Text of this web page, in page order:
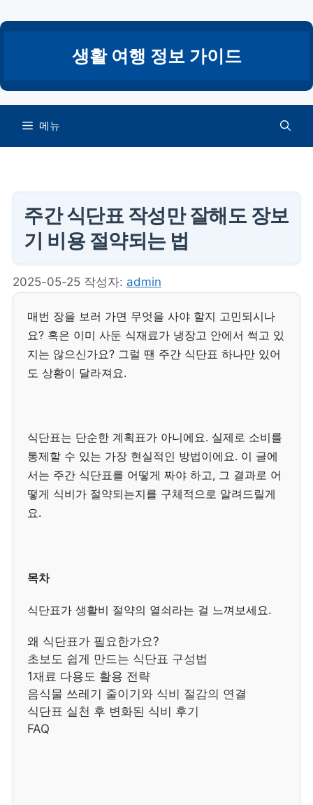
텐
건
너
생활 여행 정보 가이드
메뉴
주간 식단표 작성만 잘해도 장보
기 비용 절약되는 법
2025-05-25 작성자: admin
매번 장을 보러 가면 무엇을 사야 할지 고민되시나
요? 혹은 이미 사둔 식재료가 냉장고 안에서 썩고 있
지는 않으신가요? 그럴 땐 주간 식단표 하나만 있어
도 상황이 달라져요.
식단표는 단순한 계획표가 아니에요. 실제로 소비를
통제할 수 있는 가장 현실적인 방법이에요. 이 글에
서는 주간 식단표를 어떻게 짜야 하고, 그 결과로 어
떻게 식비가 절약되는지를 구체적으로 알려드릴게
요.
목차
식단표가 생활비 절약의 열쇠라는 걸 느껴보세요.
왜 식단표가 필요한가요?
초보도 쉽게 만드는 식단표 구성법
1재료 다용도 활용 전략
음식물 쓰레기 줄이기와 식비 절감의 연결
식단표 실천 후 변화된 식비 후기
FAQ